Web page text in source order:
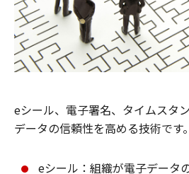
eシール、電子署名、タイムスタ
データの信頼性を高める技術です。
eシール：組織が電子データ